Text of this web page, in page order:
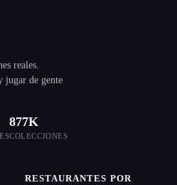
reales.
jugar de gente
877K
COLECCIONES
RESTAURANTES POR